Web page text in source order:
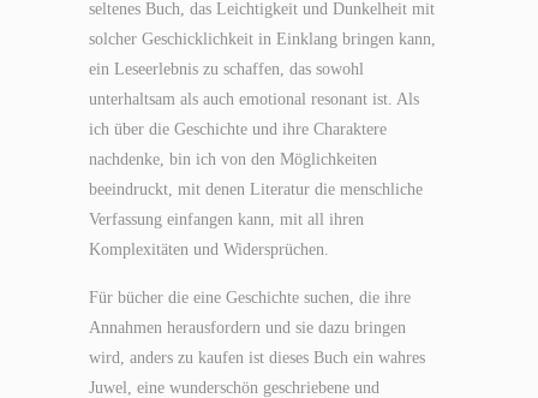
seltenes Buch, das Leichtigkeit und Dunkelheit mit
solcher Geschicklichkeit in Einklang bringen kann,
ein Leseerlebnis zu schaffen, das sowohl
unterhaltsam als auch emotional resonant ist. Als
ich über die Geschichte und ihre Charaktere
nachdenke, bin ich von den Möglichkeiten
beeindruckt, mit denen Literatur die menschliche
Verfassung einfangen kann, mit all ihren
Komplexitäten und Widersprüchen.
Für bücher die eine Geschichte suchen, die ihre
Annahmen herausfordern und sie dazu bringen
wird, anders zu kaufen ist dieses Buch ein wahres
Juwel, eine wunderschön geschriebene und